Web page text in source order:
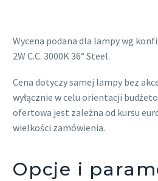
Wycena podana dla lampy wg
2W C.C. 3000K 36° Steel.
Cena dotyczy samej lampy bez
wyłącznie w celu orientacji
ofertowa jest zależna od kursu
wielkości zamówienia.
Opcje i